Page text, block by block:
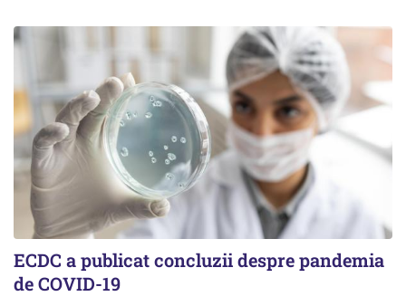
ECDC a publicat concluzii despre pandemia
de COVID-19